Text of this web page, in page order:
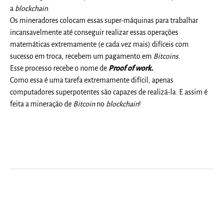
a blockchain.
Os mineradores colocam essas super-máquinas para trabalhar
incansavelmente até conseguir realizar essas operações
matemáticas extremamente (e cada vez mais) difíceis com
sucesso em troca, recebem um pagamento em Bitcoins.
Esse processo recebe o nome de Proof of work.
Como essa é uma tarefa extremamente difícil, apenas
computadores superpotentes são capazes de realizá-la. E assim é
feita a mineração de Bitcoinno blockchain!